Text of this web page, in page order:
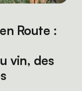
Route :
vin, des